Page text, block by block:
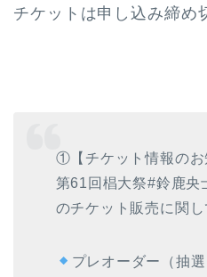
チケットは申し込み締め
①【チケット情報のお
第61回椙大祭#鈴鹿央
のチケット販売に関
プレオーダー（抽